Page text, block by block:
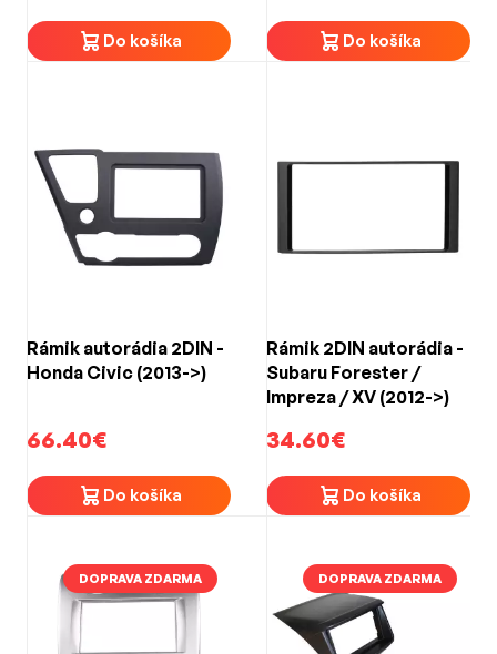
Do košíka Do košíka
Rámik autorádia 2DIN -
Honda Civic (2013->)
66.40€
Do košíka
Rámik 2DIN autorádia -
Subaru Forester /
Impreza / XV (2012->)
34.60€
Do košíka
DOPRAVA ZDARMA DOPRAVA ZDARMA